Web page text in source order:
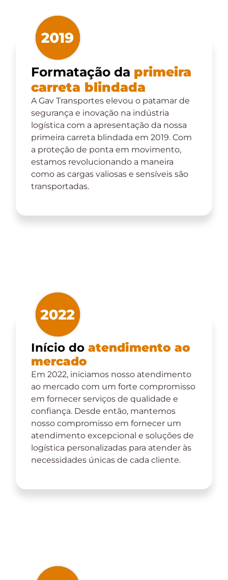
Formatação da primeira
carreta blindada
A Gav Transportes elevou o patamar de
segurança e inovação na indústria
logística com a apresentação da nossa
primeira carreta blindada em 2019. Com
a proteção de ponta em movimento,
estamos revolucionando a maneira
como as cargas valiosas e sensíveis são
transportadas.
Início do atendimento ao
mercado
Em 2022, iniciamos nosso atendimento
ao mercado com um forte compromisso
em fornecer serviços de qualidade e
confiança. Desde então, mantemos
nosso compromisso em fornecer um
atendimento excepcional e soluções de
logística personalizadas para atender às
necessidades únicas de cada cliente.